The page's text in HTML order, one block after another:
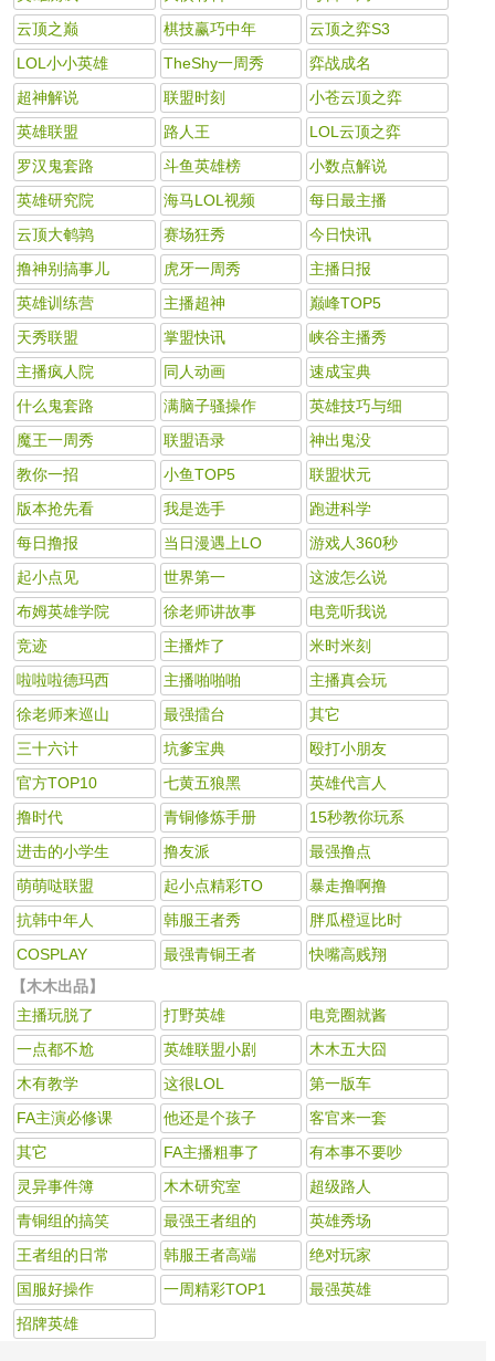
云顶之巅
棋技赢巧中年
云顶之弈S3
LOL小小英雄
TheShy一周秀
弈战成名
超神解说
联盟时刻
小苍云顶之弈
英雄联盟
路人王
LOL云顶之弈
罗汉鬼套路
斗鱼英雄榜
小数点解说
英雄研究院
海马LOL视频
每日最主播
云顶大鹌鹑
赛场狂秀
今日快讯
撸神别搞事儿
虎牙一周秀
主播日报
英雄训练营
主播超神
巅峰TOP5
天秀联盟
掌盟快讯
峡谷主播秀
主播疯人院
同人动画
速成宝典
什么鬼套路
满脑子骚操作
英雄技巧与细
魔王一周秀
联盟语录
神出鬼没
教你一招
小鱼TOP5
联盟状元
版本抢先看
我是选手
跑进科学
每日撸报
当日漫遇上LO
游戏人360秒
起小点见
世界第一
这波怎么说
布姆英雄学院
徐老师讲故事
电竞听我说
竞迹
主播炸了
米时米刻
啦啦啦德玛西
主播啪啪啪
主播真会玩
徐老师来巡山
最强擂台
其它
三十六计
坑爹宝典
殴打小朋友
官方TOP10
七黄五狼黑
英雄代言人
撸时代
青铜修炼手册
15秒教你玩系
进击的小学生
撸友派
最强撸点
萌萌哒联盟
起小点精彩TO
暴走撸啊撸
抗韩中年人
韩服王者秀
胖瓜橙逗比时
COSPLAY
最强青铜王者
快嘴高贱翔
【木木出品】
主播玩脱了
打野英雄
电竞圈就酱
一点都不尬
英雄联盟小剧
木木五大囧
木有教学
这很LOL
第一版车
FA主演必修课
他还是个孩子
客官来一套
其它
FA主播粗事了
有本事不要吵
灵异事件簿
木木研究室
超级路人
青铜组的搞笑
最强王者组的
英雄秀场
王者组的日常
韩服王者高端
绝对玩家
国服好操作
一周精彩TOP1
最强英雄
招牌英雄